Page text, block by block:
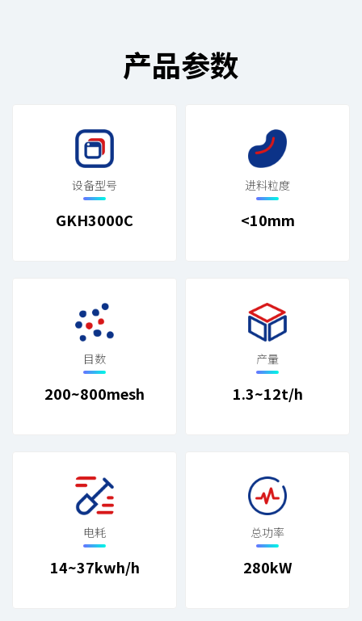
产品参数
设备型号
GKH3000C
进料粒度
<10mm
目数
200~800mesh
产量
1.3~12t/h
电耗
14~37kwh/h
总功率
280kW